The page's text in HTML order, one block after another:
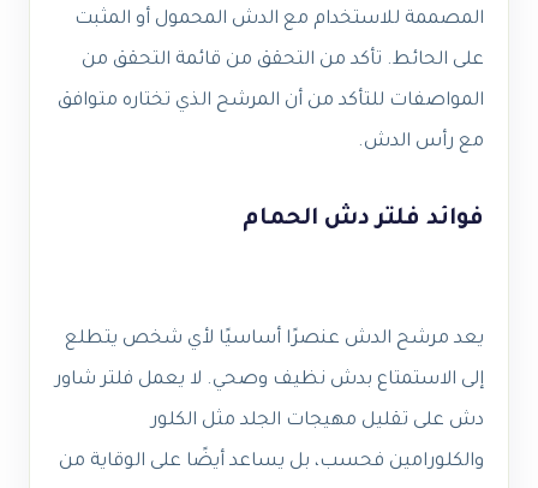
المصممة للاستخدام مع الدش المحمول أو المثبت
على الحائط. تأكد من التحقق من قائمة التحقق من
المواصفات للتأكد من أن المرشح الذي تختاره متوافق
مع رأس الدش.
فوائد فلتر دش الحمام
يعد مرشح الدش عنصرًا أساسيًا لأي شخص يتطلع
إلى الاستمتاع بدش نظيف وصحي. لا يعمل فلتر شاور
دش على تقليل مهيجات الجلد مثل الكلور
والكلورامين فحسب، بل يساعد أيضًا على الوقاية من